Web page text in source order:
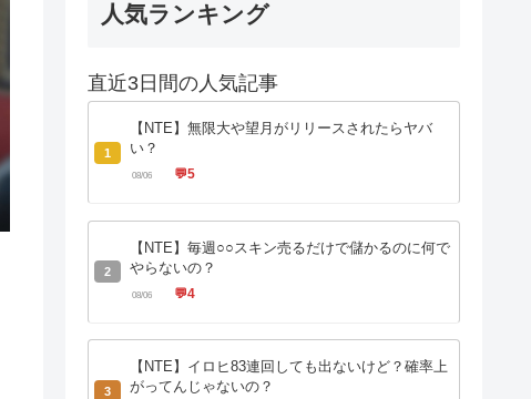
人気ランキング
直近3日間の人気記事
1
【NTE】無限大や望月がリリースされたらヤバ
い？
08/06 💬5
2
【NTE】毎週○○スキン売るだけで儲かるのに何で
やらないの？
08/06 💬4
3
【NTE】イロヒ83連回しても出ないけど？確率上
がってんじゃないの？